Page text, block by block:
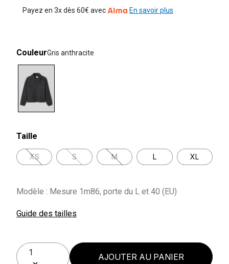
Payez en 3x dès 60€ avec En savoir plus
CouleurGris anthracite
Taille
XS S M L XL
Modèle : Mesure 1m86, porte du L et 40 (EU)
Guide des tailles
AJOUTER AU PANIER